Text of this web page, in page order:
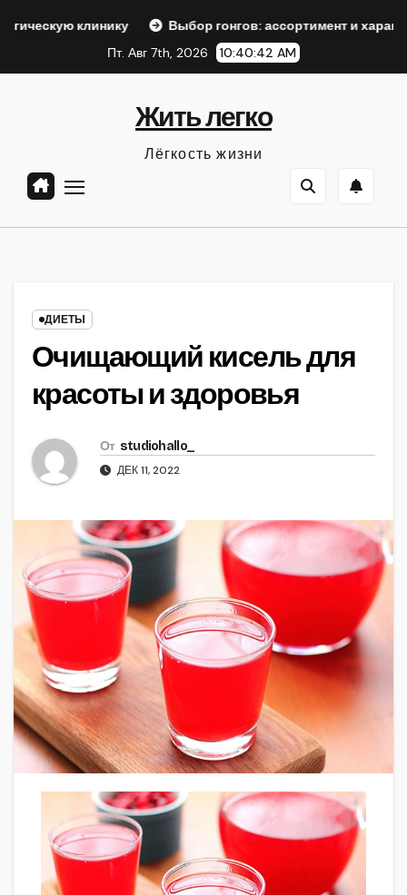
Выбор гонгов: ассортимент и характеристики
Пт. Авг 7th, 2026
10:40:44 AM
Жить легко
Лёгкость жизни
ДИЕТЫ
Очищающий кисель для
красоты и здоровья
От studiohallo_
ДЕК 11, 2022